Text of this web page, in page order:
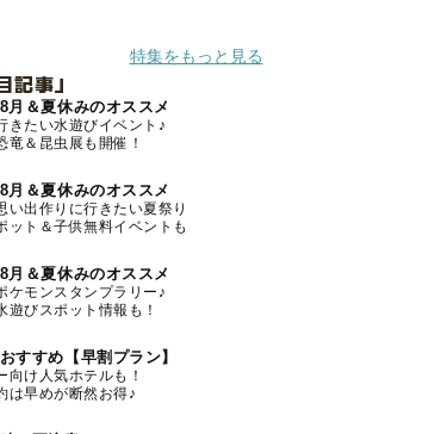
特集をもっと見る
記事」
8月＆夏休みのオススメ
きたい水遊びイベント♪
竜＆昆虫展も開催！
8月＆夏休みのオススメ
い出作りに行きたい夏祭り
ット＆子供無料イベントも
8月＆夏休みのオススメ
ケモンスタンプラリー♪
遊びスポット情報も！
すすめ【早割プラン】
向け人気ホテルも！
は早めが断然お得♪